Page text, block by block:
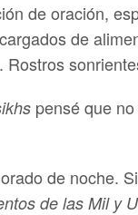
de oración,
de
pensé que
de noche.
de las Mil y